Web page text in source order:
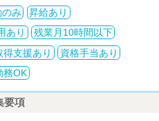
のみ
昇給あり
あり
残業月10時間以下
得支援あり
資格手当あり
務OK
要項